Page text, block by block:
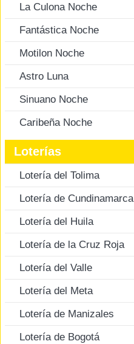
La Culona Noche
Fantástica Noche
Motilon Noche
Astro Luna
Sinuano Noche
Caribeña Noche
Loterías
Lotería del Tolima
Lotería de Cundinamarca
Lotería del Huila
Lotería de la Cruz Roja
Lotería del Valle
Lotería del Meta
Lotería de Manizales
Lotería de Bogotá